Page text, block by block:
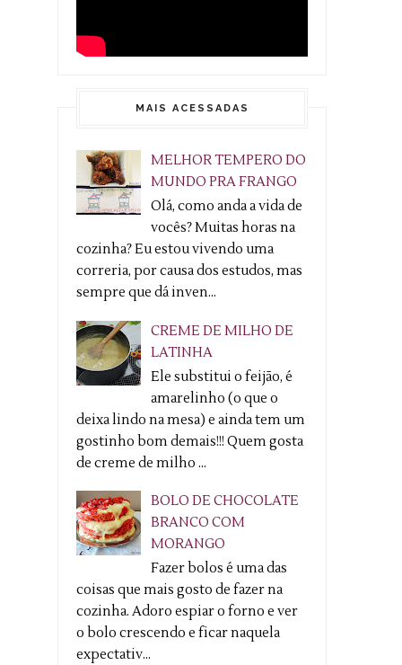
MAIS ACESSADAS
MELHOR TEMPERO DO
MUNDO PRA FRANGO
Olá, como anda a vida de
vocês? Muitas horas na
cozinha? Eu estou vivendo uma
correria, por causa dos estudos, mas
sempre que dá inven...
CREME DE MILHO DE
LATINHA
Ele substitui o feijão, é
amarelinho (o que o
deixa lindo na mesa) e ainda tem um
gostinho bom demais!!! Quem gosta
de creme de milho ...
BOLO DE CHOCOLATE
BRANCO COM
MORANGO
Fazer bolos é uma das
coisas que mais gosto de fazer na
cozinha. Adoro espiar o forno e ver
o bolo crescendo e ficar naquela
expectativ...